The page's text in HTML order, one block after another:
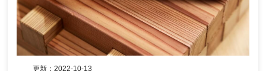
更新：2022-10-13